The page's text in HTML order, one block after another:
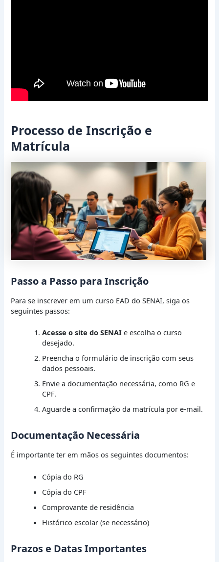
Processo de Inscrição e
Matrícula
Passo a Passo para Inscrição
Para se inscrever em um curso EAD do SENAI, siga os
seguintes passos:
Acesse o site do SENAI e escolha o curso
desejado.
Preencha o formulário de inscrição com seus
dados pessoais.
Envie a documentação necessária, como RG e
CPF.
Aguarde a confirmação da matrícula por e-mail.
Documentação Necessária
É importante ter em mãos os seguintes documentos:
Cópia do RG
Cópia do CPF
Comprovante de residência
Histórico escolar (se necessário)
Prazos e Datas Importantes